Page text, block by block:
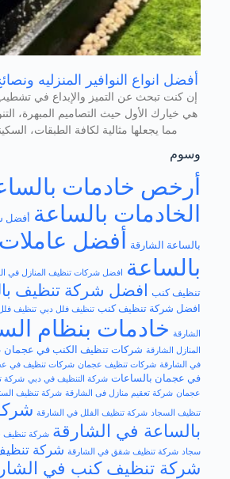
أفضل انواع النوافير المنزليه
إن كنت تبحث عن التميز والإبداع في تشطيب
هي خيارك الأول حيث التصاميم المبهرة،
مما يجعلها مثالية لكافة الطبقات،
وسوم
أرخص خادمات
الخادمات بالساعة أفضل
بالساعة الشارقة
أفضل
بالساعة
افضل شركات تنظيف المنازل في
تنظيف كنب
افضل شركة تنظيف
افضل​ شركة تنظيف كنب تنظيف فلل دبي تنظيف
الشارقة خادمات بنظام
المنازل الشارقة شركات تنظيف الكنب في عجمان
في الشارقة شركات تنظيف عجمان شركات تنظيف في
في عجمان بالساعات شركة التنظيف في دبي شركة
عجمان شركة تعقيم منازل فى الشارقة شركة تنظيف
تنظيف السجاد شركة تنظيف الفلل في الشارقة
بالساعة في الشارقة شركة تنظيف
سجاد شركة تنظيف شقق في الشارقة شركة
شركة تنظيف كنب في